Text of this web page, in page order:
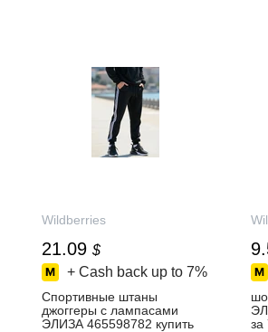
Wildberries
21.09 $
+ Cash back up to 7%
Спортивные штаны
джоггеры с лампасами
ЭЛИЗА 465598782 купить
за